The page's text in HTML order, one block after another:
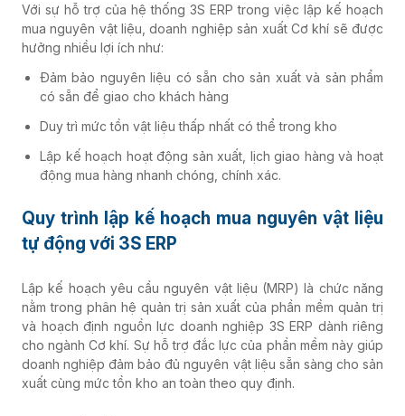
Với sự hỗ trợ của hệ thống 3S ERP trong việc lập kế hoạch
mua nguyên vật liệu, doanh nghiệp sản xuất Cơ khí sẽ được
hưởng nhiều lợi ích như:
Đảm bảo nguyên liệu có sẵn cho sản xuất và sản phẩm
có sẵn để giao cho khách hàng
Duy trì mức tồn vật liệu thấp nhất có thể trong kho
Lập kế hoạch hoạt động sản xuất, lịch giao hàng và hoạt
động mua hàng nhanh chóng, chính xác.
Quy trình lập kế hoạch mua nguyên vật liệu
tự động với 3S ERP
Lập kế hoạch yêu cầu nguyên vật liệu (MRP) là chức năng
nằm trong phân hệ quản trị sản xuất của phần mềm quản trị
và hoạch định nguồn lực doanh nghiệp 3S ERP dành riêng
cho ngành Cơ khí. Sự hỗ trợ đắc lực của phần mềm này giúp
doanh nghiệp đảm bảo đủ nguyên vật liệu sẵn sàng cho sản
xuất cùng mức tồn kho an toàn theo quy định.